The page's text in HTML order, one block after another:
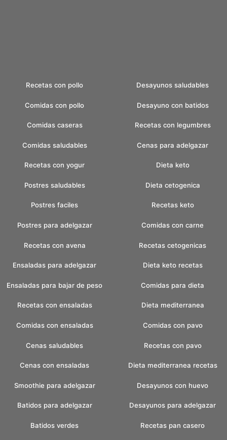
Recetas con pollo
Comidas con pollo
Comidas caseras
Comidas saludables
Recetas con yogur
Postres saludables
Postres faciles
Postres para adelgazar
Recetas con avena
Ensaladas para adelgazar
Ensaladas para bajar de peso
Recetas con ensaladas
Comidas con ensaladas
Cenas saludables
Cenas con ensaladas
Smoothie para adelgazar
Batidos para adelgazar
Batidos verdes
Desayunos saludables
Desayuno con batidos
Recetas con legumbres
Cenas para adelgazar
Dieta keto
Dieta cetogenica
Recetas keto
Comidas con carne
Recetas cetogenicas
Dieta keto recetas
Comidas para dieta
Dieta mediterranea
Comidas con pavo
Recetas con pavo
Dieta mediterranea recetas
Desayunos con huevo
Desayunos para adelgazar
Recetas pan casero